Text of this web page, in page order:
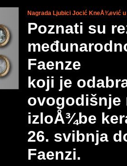
Nagrada Ljubici Jocić KneÅ¾ević u
Poznati su
Faenze
koji je
ovogodišnje
izloÅ¾be
26. svibnja
Faenzi.